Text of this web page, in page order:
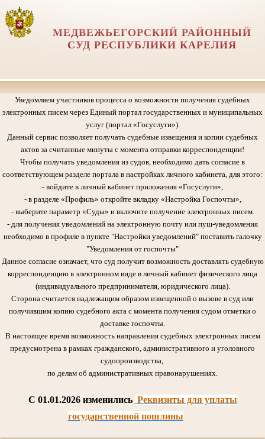
МЕДВЕЖЬЕГОРСКИЙ РАЙОННЫЙ
СУД РЕСПУБЛИКИ КАРЕЛИЯ
Уведомляем участников процесса о возможности получения судебных
электронных писем через Единый портал государственных и муниципальных
услуг (портал «Госуслуги»).
Данный сервис позволяет получать судебные извещения и копии судебных
актов за считанные минуты с момента отправки корреспонденции!
Чтобы получать уведомления из судов, необходимо дать согласие в
соответствующем разделе портала в настройках личного кабинета, для этого:
- войдите в личный кабинет приложения «Госуслуги»,
- в разделе «Профиль» откройте вкладку «Настройка Госпочты»,
- выберите параметр «Суды» и включите получение электронных писем.
- для получения уведомлений на электронную почту или пуш-уведомления
необходимо в профиле в пункте "Настройки уведомлений" поставить галочку
"Уведомления от госпочты"
Данное согласие означает, что суд получит возможность доставлять судебную
корреспонденцию в электронном виде в личный кабинет физического лица
(индивидуального предпринимателя, юридического лица).
Сторона считается надлежащим образом извещенной о вызове в суд или
получившим копию судебного акта с момента получения судом отметки о
доставке госпочты.
В настоящее время возможность направления судебных электронных писем
предусмотрена в рамках гражданского, административного и уголовного
судопроизводства,
по делам об административных правонарушениях.
C 01.01.2026 изменились Реквизиты для уплаты
государственной пошлины